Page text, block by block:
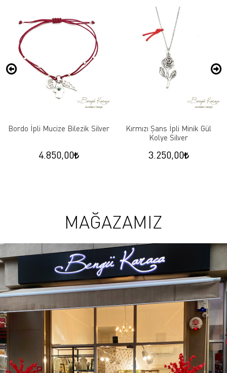
Bordo İpli Mucize Bilezik Silver
4.850,00
Kırmızı Şans İpli Minik Gül
Kolye Silver
3.250,00
MAĞAZAMIZ